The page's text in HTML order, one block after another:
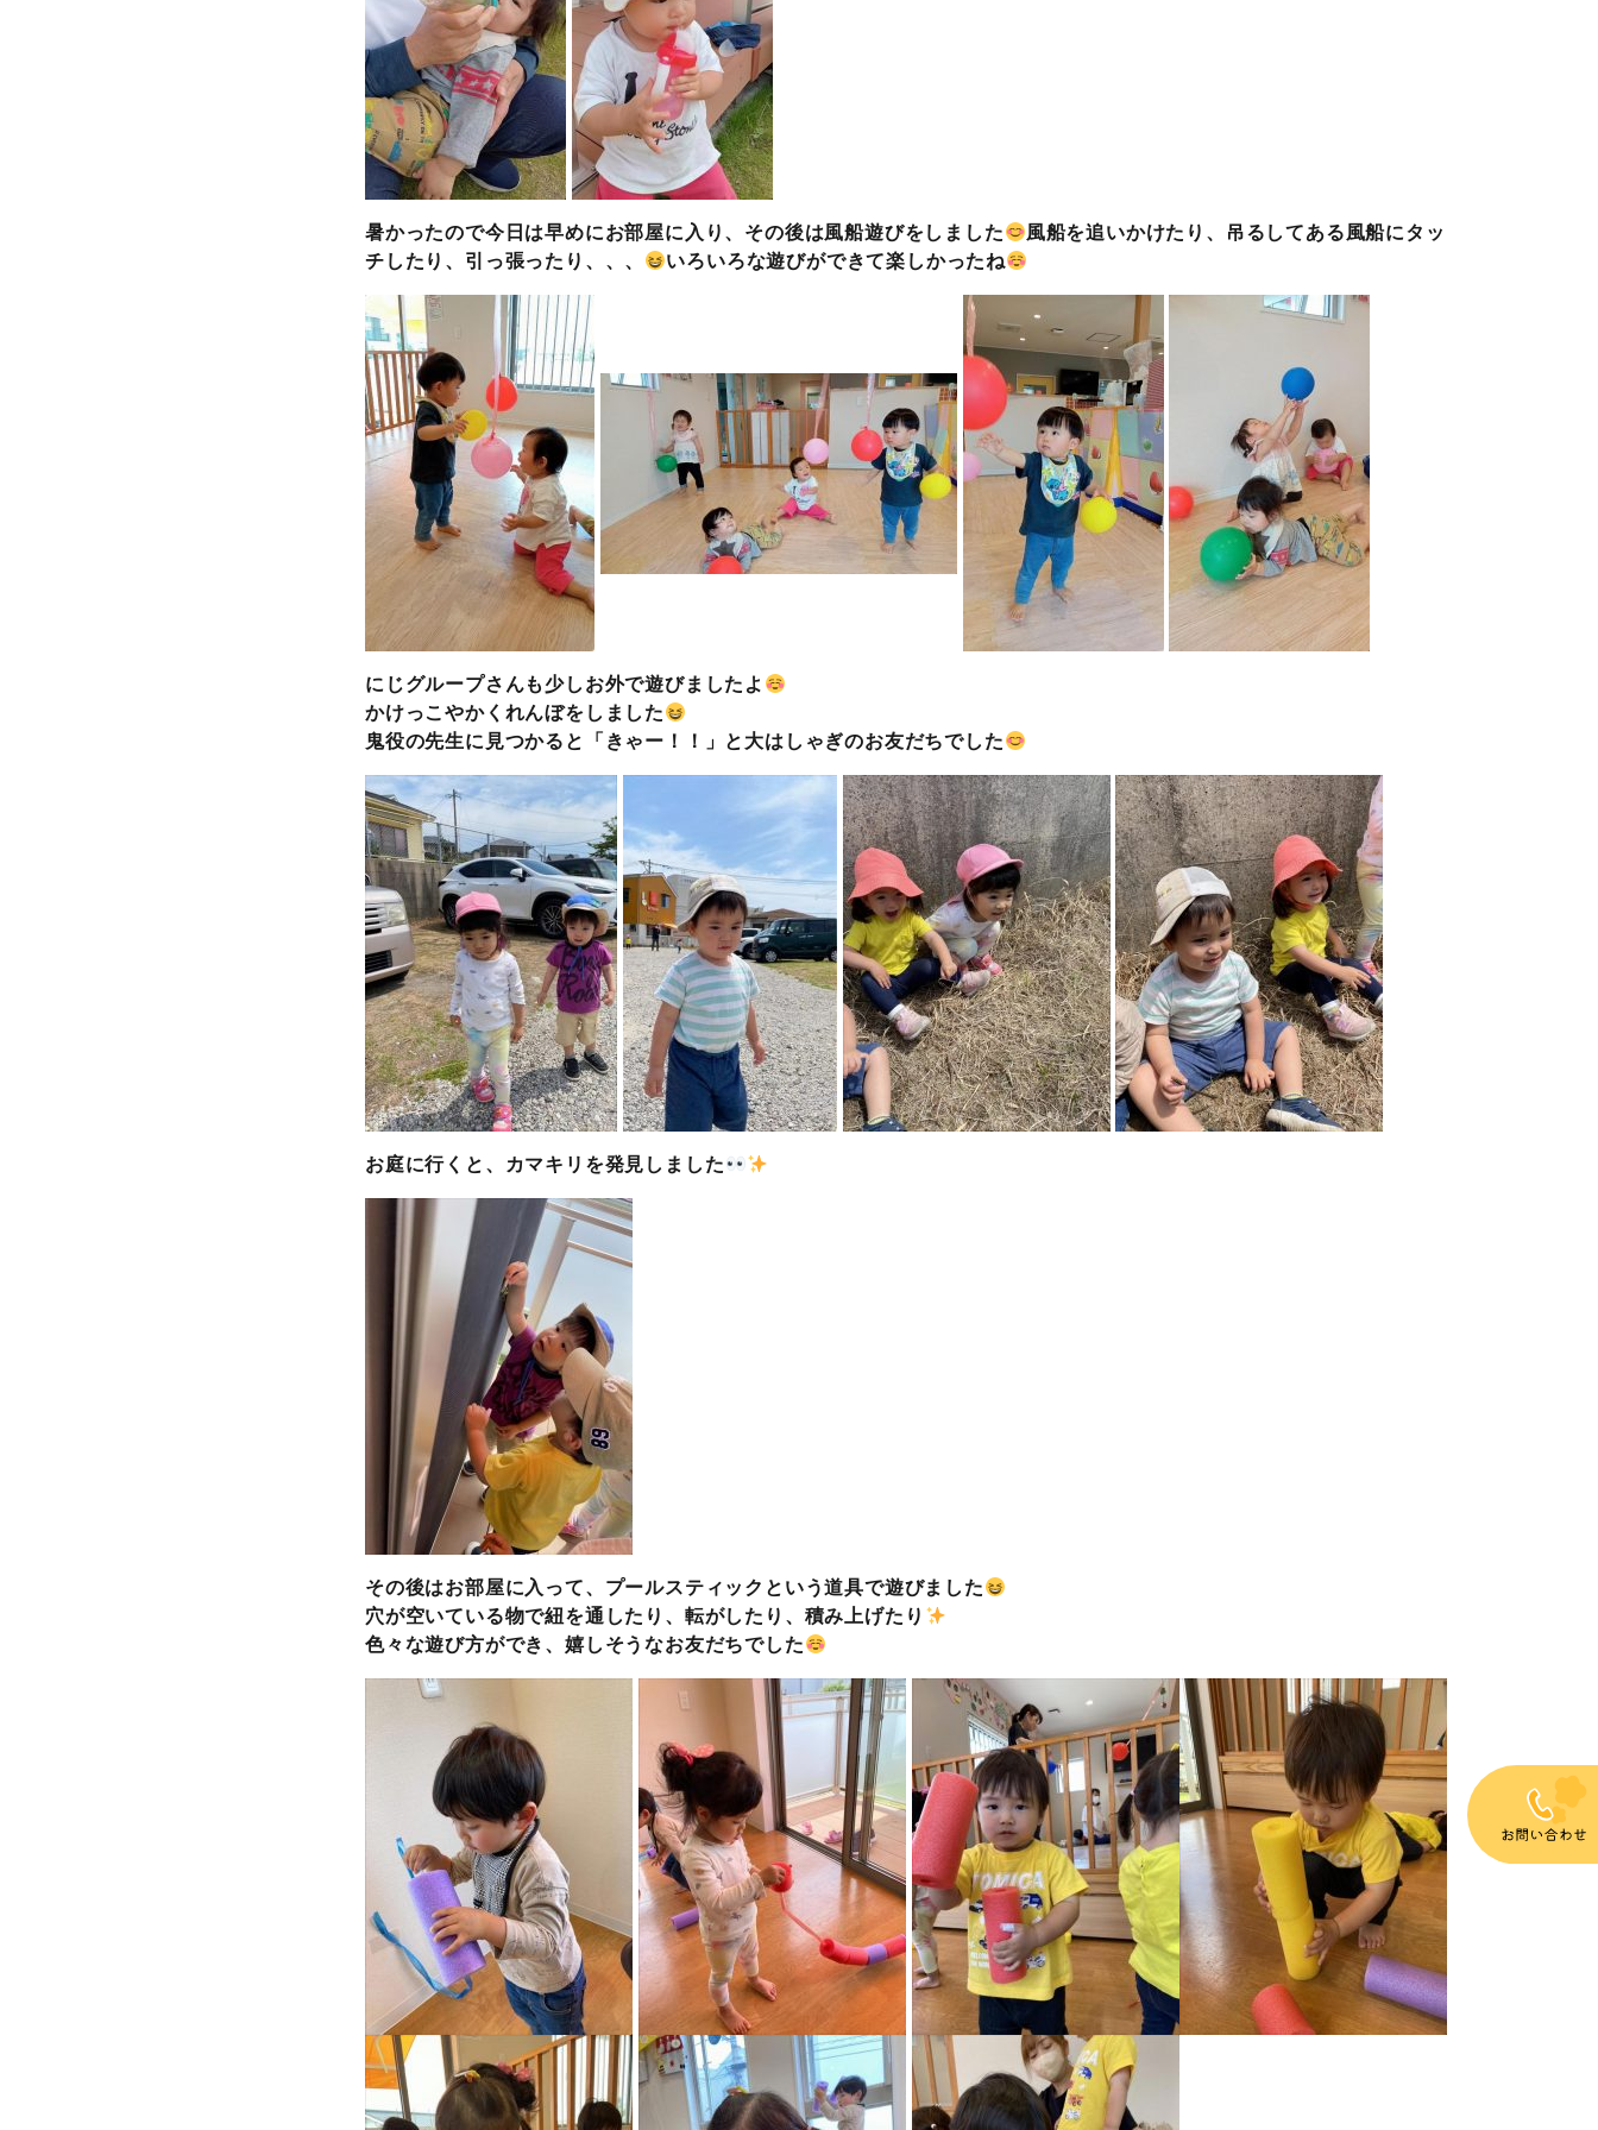
暑かったので今日は早めにお部屋に入り、その後は風船遊びをしました
風船を追いかけたり、吊るしてある風船にタッ
チしたり、引っ張ったり、、、
いろいろな遊びができて楽しかったね
にじグループさんも少しお外で遊びましたよ
かけっこやかくれんぼをしました
鬼役の先生に見つかると「きゃー！！」と大はしゃぎのお友だちでした
お庭に行くと、カマキリを発見しました
その後はお部屋に入って、プールスティックという道具で遊びました
穴が空いている物で紐を通したり、転がしたり、積み上げたり
色々な遊び方ができ、嬉しそうなお友だちでした